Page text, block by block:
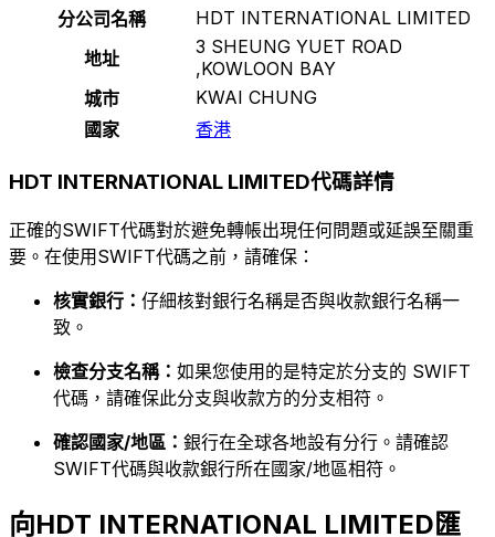
分公司名稱
HDT INTERNATIONAL LIMITED
地址
3 SHEUNG YUET ROAD
,KOWLOON BAY
城市
KWAI CHUNG
國家
香港
HDT INTERNATIONAL LIMITED代碼詳情
正確的SWIFT代碼對於避免轉帳出現任何問題或延誤至關重
要。在使用SWIFT代碼之前，請確保：
核實銀行： 仔細核對銀行名稱是否與收款銀行名稱一
致。
檢查分支名稱： 如果您使用的是特定於分支的 SWIFT
代碼，請確保此分支與收款方的分支相符。
確認國家/地區： 銀行在全球各地設有分行。請確認
SWIFT代碼與收款銀行所在國家/地區相符。
向HDT INTERNATIONAL LIMITED匯